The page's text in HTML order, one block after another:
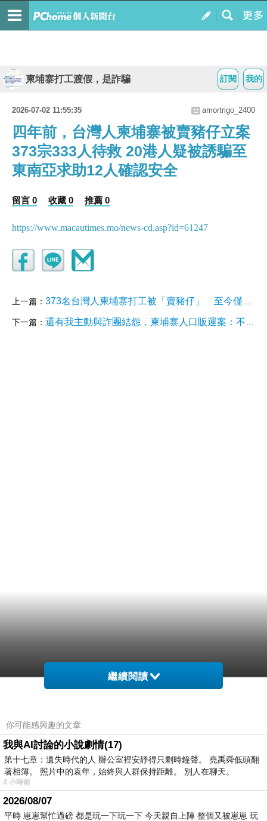
我的
訂閱
柬埔寨打工渡假，是詐騙
2026-07-02 11:55:35 amortrigo_2400
四年前，台灣人柬埔寨被賣豬仔立案
373宗333人待救 20港人疑被誘騙至
東南亞求助12人確認安全
留言 0 收藏 0 推薦 0
https://www.macautimes.mo/news-cd.asp?id=61247
上一篇： 373名台灣人柬埔寨打工被「賣豬仔」 至今僅40人獲救
下一篇： 還有我主動與詐團結怨，柬埔寨人口販運案：不只是台灣，每個人都有機會成為待宰的「豬仔」
繼續閱讀
你可能感興趣的文章
我與AI討論的小說劇情(17)
第十七章：遺失時代的人 辦公室裡安靜得只剩時鐘聲。 堯禹舜低頭翻
著相簿。 照片中的袁年，始終與人群保持距離。 別人在聊天。
4 小時前
2026/08/07
平時 崽崽幫忙過磅 都是玩一下玩一下 今天親自上陣 整個又被崽崽 玩